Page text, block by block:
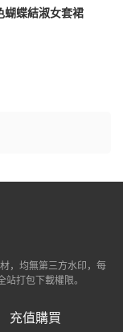
蝶結淑女套裙
，均無第三方水印，每
打包下載權限。
充值購買